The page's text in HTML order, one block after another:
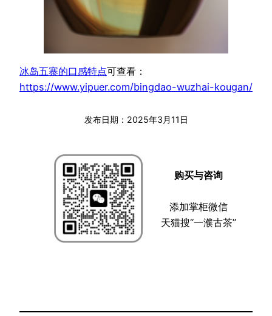
冰岛五寨的口感特点可查看：
https://www.yipuer.com/bingdao-wuzhai-kougan/
发布日期： 2025年3月11日
购买与咨询
添加掌柜微信
天猫搜“一濮古茶”